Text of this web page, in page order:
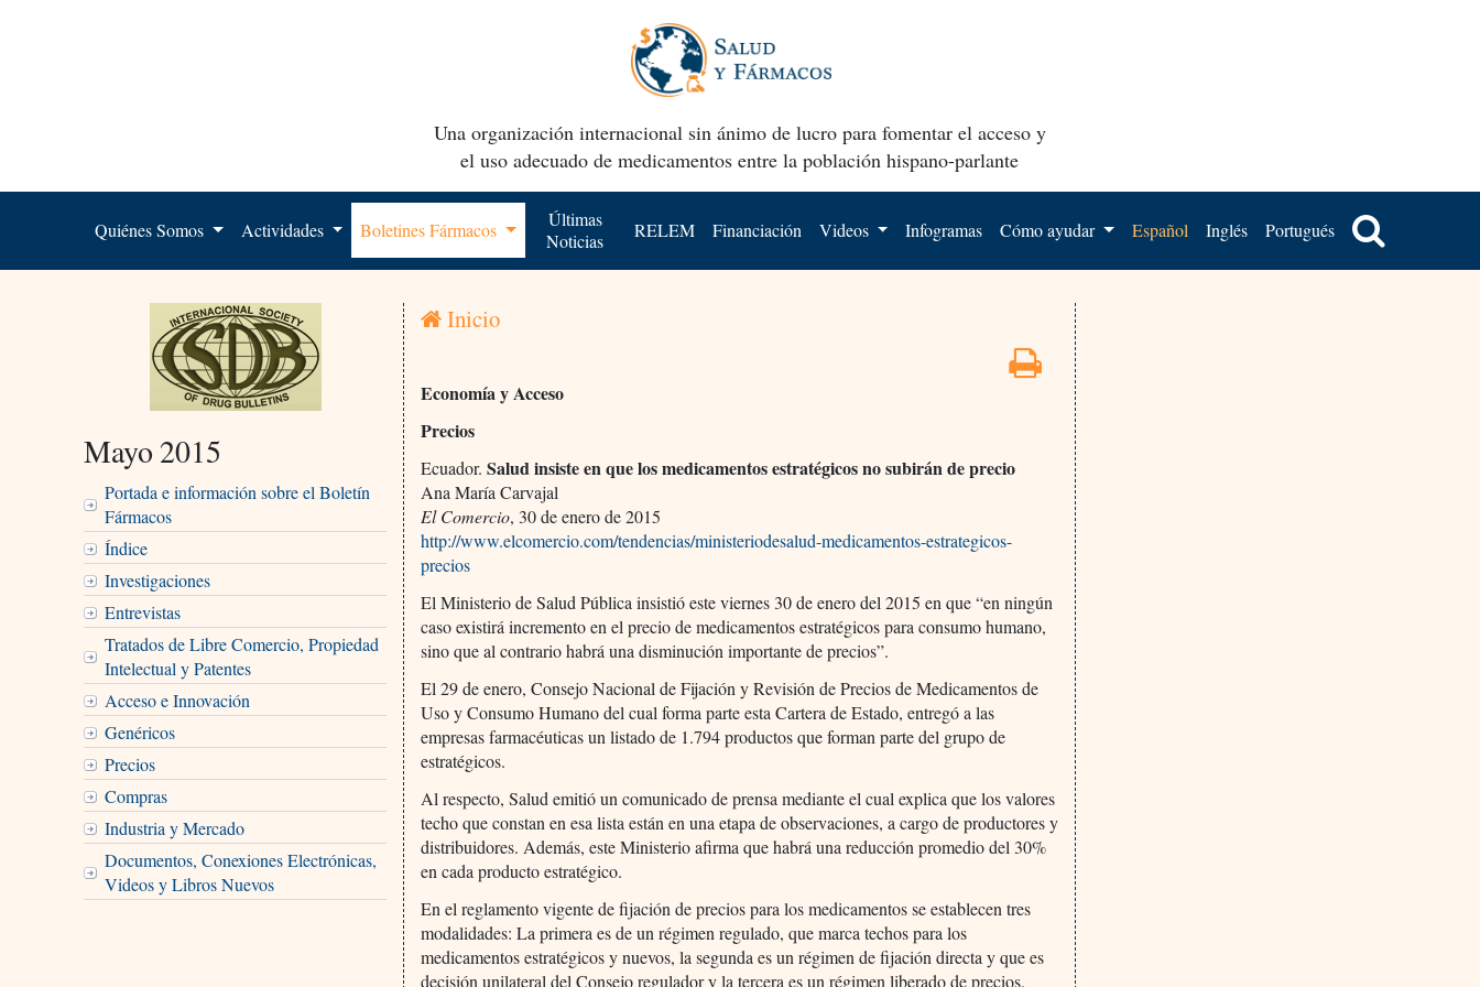
Una organización internacional sin ánimo de lucro para fomentar el acceso y
el uso adecuado de medicamentos entre la población hispano-parlante
Quiénes Somos Actividades Boletines Fármacos
Últimas
Noticias
RELEM Financiación Videos Infogramas Cómo ayudar Español Inglés Portugués
Mayo 2015
Portada e información sobre el Boletín
Fármacos
Índice
Investigaciones
Entrevistas
Tratados de Libre Comercio, Propiedad
Intelectual y Patentes
Acceso e Innovación
Genéricos
Precios
Compras
Industria y Mercado
Documentos, Conexiones Electrónicas,
Videos y Libros Nuevos
Inicio
Economía y Acceso
Precios
Ecuador. Salud insiste en que los medicamentos estratégicos no subirán de precio
Ana María Carvajal
El Comercio, 30 de enero de 2015
http://www.elcomercio.com/tendencias/ministeriodesalud-medicamentos-estrategicos-
precios
El Ministerio de Salud Pública insistió este viernes 30 de enero del 2015 en que “en ningún
caso existirá incremento en el precio de medicamentos estratégicos para consumo humano,
sino que al contrario habrá una disminución importante de precios”.
El 29 de enero, Consejo Nacional de Fijación y Revisión de Precios de Medicamentos de
Uso y Consumo Humano del cual forma parte esta Cartera de Estado, entregó a las
empresas farmacéuticas un listado de 1.794 productos que forman parte del grupo de
estratégicos.
Al respecto, Salud emitió un comunicado de prensa mediante el cual explica que los valores
techo que constan en esa lista están en una etapa de observaciones, a cargo de productores y
distribuidores. Además, este Ministerio afirma que habrá una reducción promedio del 30%
en cada producto estratégico.
En el reglamento vigente de fijación de precios para los medicamentos se establecen tres
modalidades: La primera es de un régimen regulado, que marca techos para los
medicamentos estratégicos y nuevos, la segunda es un régimen de fijación directa y que es
decisión unilateral del Consejo regulador y la tercera es un régimen liberado de precios.